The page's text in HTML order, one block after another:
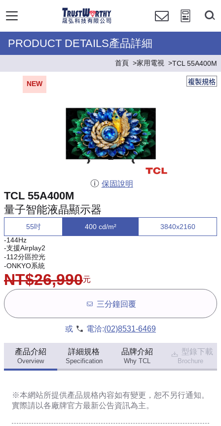
PRODUCT DETAILS產品詳細
首頁 家用電視 TCL 55A400M
複製規格
NEW
保固說明
TCL 55A400M
量子智能液晶顯示器
55吋 400 cd/m²
3840x2160
-144Hz
-支援Airplay2
-112分區控光
-ONKYO系統
NT$26,990元
三分鐘回覆
或 電洽:(02)8531-6469
產品介紹
Overview
詳細規格
Specification
品牌介紹
Why TCL
型錄下載
Brochure
※本網站所提供產品規格內容如有變更，恕不另行通知。
實際請以各廠牌官方最新公告資訊為主。